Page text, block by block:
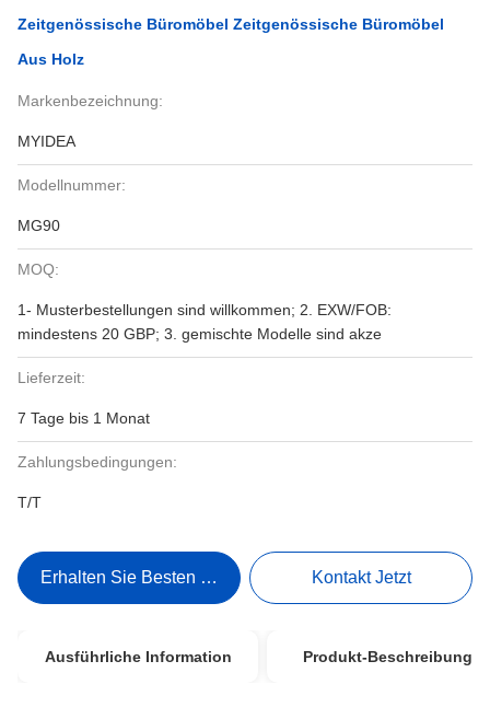
Zeitgenössische Büromöbel Zeitgenössische Büromöbel
Aus Holz
Markenbezeichnung:
MYIDEA
Modellnummer:
MG90
MOQ:
1- Musterbestellungen sind willkommen; 2. EXW/FOB:
mindestens 20 GBP; 3. gemischte Modelle sind akze
Lieferzeit:
7 Tage bis 1 Monat
Zahlungsbedingungen:
T/T
Erhalten Sie Besten Preis Kontakt Jetzt
Ausführliche Information Produkt-Beschreibung